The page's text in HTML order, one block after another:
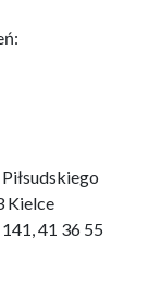
Kielce
41 36 55